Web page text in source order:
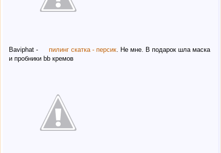
Baviphat - пилинг скатка - персик . Не мне. В подарок шла маска
и пробники bb кремов